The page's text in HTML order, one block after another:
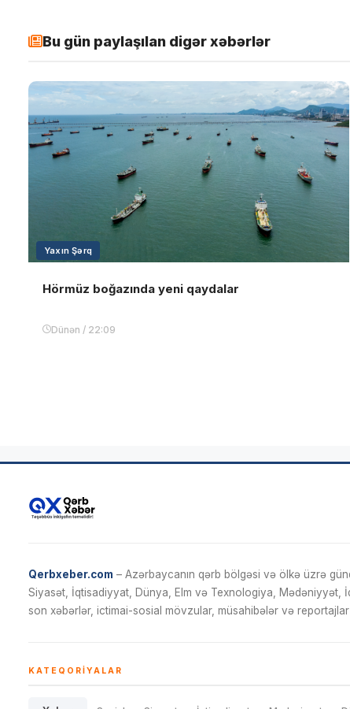
Bu gün paylaşılan digər xəbərlər
Yaxın Şərq
Hörmüz boğazında yeni qaydalar
Dünən / 22:09
Qerbxeber.com – Azərbaycanın qərb bölgəsi və ölkə üzrə
Siyasət, İqtisadiyyat, Dünya, Elm və Texnologiya, Mədəniyyət,
son xəbərlər, ictimai-sosial mövzular, müsahibələr və reportajlar
KATEQORIYALAR